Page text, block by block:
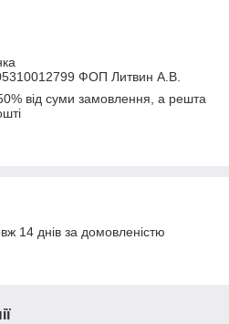
ФОП Литвин А.В.
від суми замовлення, а решта
14 днів за домовленістю